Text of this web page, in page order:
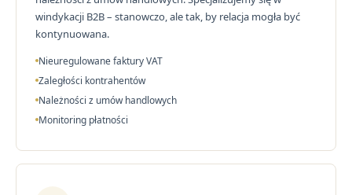
windykacji B2B – stanowczo, ale tak, by relacja mogła być
kontynuowana.
Nieuregulowane faktury VAT
Zaległości kontrahentów
Należności z umów handlowych
Monitoring płatności